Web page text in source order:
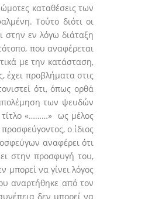
καταθέσεις των
Τούτο διότι οι
στην εν λόγω διάταξη
που αναφέρεται
με την κατάσταση,
έχει προβλήματα στις
ότι, όπως ορθά
των ψευδών
τίτλο «………» ως μέλος
ο ίδιος
αναφέρει ότι
στην προσφυγή του,
να γίνει λόγος
αναρτήθηκε από τον
δεν μπορεί να